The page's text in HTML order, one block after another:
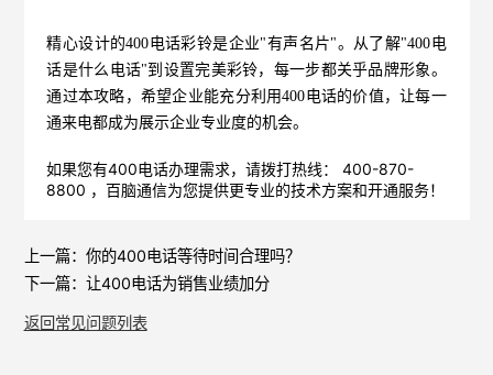
精心设计的400电话彩铃是企业"有声名片"。从了解"400电
话是什么电话"到设置完美彩铃，每一步都关乎品牌形象。
通过本攻略，希望企业能充分利用400电话的价值，让每一
通来电都成为展示企业专业度的机会。
如果您有400电话办理需求，请拨打热线： 400-870-
8800 ，百脑通信为您提供更专业的技术方案和开通服务！
上一篇： 你的400电话等待时间合理吗？
下一篇： 让400电话为销售业绩加分
返回常见问题列表